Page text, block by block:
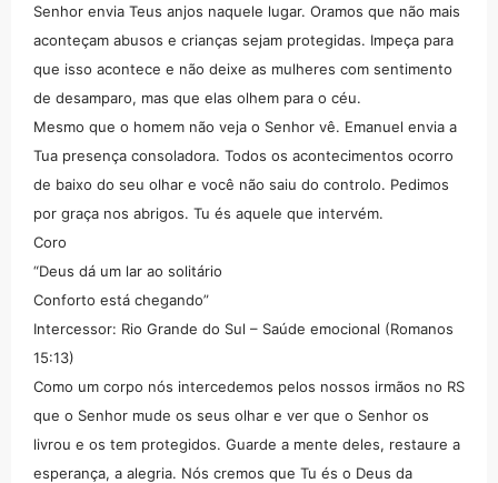
Senhor envia Teus anjos naquele lugar. Oramos que não mais
aconteçam abusos e crianças sejam protegidas. Impeça para
que isso acontece e não deixe as mulheres com sentimento
de desamparo, mas que elas olhem para o céu.
Mesmo que o homem não veja o Senhor vê. Emanuel envia a
Tua presença consoladora. Todos os acontecimentos ocorro
de baixo do seu olhar e você não saiu do controlo. Pedimos
por graça nos abrigos. Tu és aquele que intervém.
Coro
“Deus dá um lar ao solitário
Conforto está chegando”
Intercessor: Rio Grande do Sul – Saúde emocional (Romanos
15:13)
Como um corpo nós intercedemos pelos nossos irmãos no RS
que o Senhor mude os seus olhar e ver que o Senhor os
livrou e os tem protegidos. Guarde a mente deles, restaure a
esperança, a alegria. Nós cremos que Tu és o Deus da